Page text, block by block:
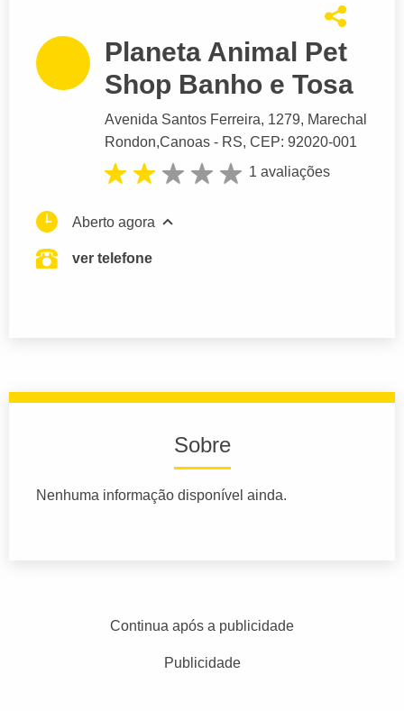
Planeta Animal Pet
Shop Banho e Tosa
Avenida Santos Ferreira, 1279, Marechal
Rondon,Canoas - RS, CEP: 92020-001
1 avaliações
Aberto agora
ver telefone
Sobre
Nenhuma informação disponível ainda.
Continua após a publicidade
Publicidade